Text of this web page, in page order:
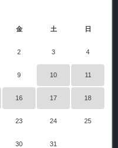
金 土 日
2 3 4
9 10 11
16 17 18
23 24 25
30 31